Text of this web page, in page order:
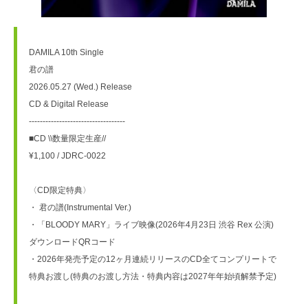
DAMILA 10th Single
君の譜
2026.05.27 (Wed.) Release
CD & Digital Release
-----------------------------------
■CD \\数量限定生産//
¥1,100 / JDRC-0022
〈CD限定特典〉
・ 君の譜(Instrumental Ver.)
・「BLOODY MARY」ライブ映像(2026年4月23日 渋谷 Rex 公演)
ダウンロードQRコード
・2026年発売予定の12ヶ月連続リリースのCD全てコンプリートで
特典お渡し(特典のお渡し方法・特典内容は2027年年始頃解禁予定)